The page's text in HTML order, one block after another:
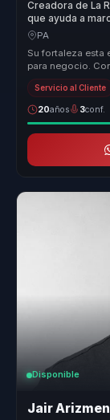
Creadora de La
que ayuda a
fidelizacion,
PA
Su fortaleza esta
para negocio.
de s...
Servicio al Cliente
20años 3conf.
Disponible
Jair